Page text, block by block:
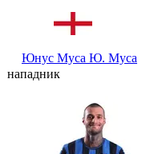
Юнус Муса Ю. Муса
нападник